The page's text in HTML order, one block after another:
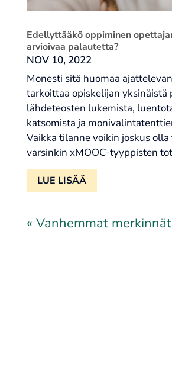
Edellyttääkö oppiminen
arvioivaa palautetta?
NOV 10, 2022
Monesti sitä huomaa
tarkoittaa opiskelijan yksinäistä
lähdeteosten lukemista,
katsomista ja
Vaikka tilanne voikin joskus
varsinkin xMOOC-tyyppisten
LUE LISÄÄ
« Vanhemmat merkinnät